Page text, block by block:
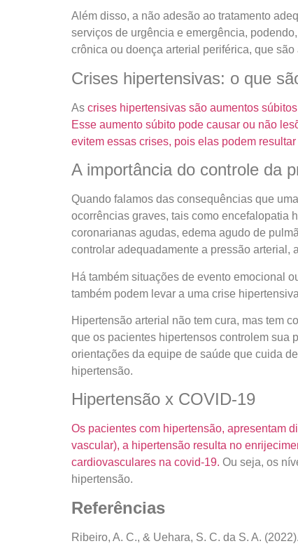
Além disso, a não adesão ao tratamento
serviços de urgência e emergência,
crônica ou doença arterial periférica, que
Crises hipertensivas: o que
As crises hipertensivas são aumentos
Esse aumento súbito pode causar ou não
evitem essas crises, pois elas podem
A importância do controle da
Quando falamos das consequências que
ocorrências graves, tais como encefalopatia
coronarianas agudas, edema agudo de
controlar adequadamente a pressão arterial,
Há também situações de evento emocional
também podem levar a uma crise
Hipertensão arterial não tem cura, mas tem
que os pacientes hipertensos controlem sua
orientações da equipe de saúde que cuida
hipertensão.
Hipertensão x COVID-19
Os pacientes com hipertensão, apresentam
vascular), a hipertensão resulta no
cardiovasculares na covid-19. Ou seja, os
hipertensão.
Referências
Ribeiro, A. C., & Uehara, S. C. da S. A.